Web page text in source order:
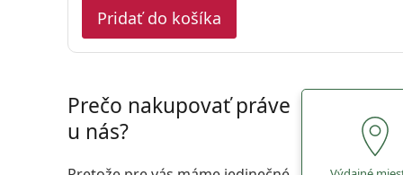
Pridať do košíka
Prečo nakupovať práve
u nás?